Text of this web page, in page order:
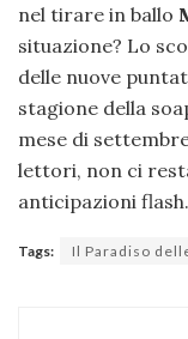
nel tirare in ballo
situazione? Lo
delle nuove
stagione della
mese di
lettori, non ci
anticipazioni flash.
Tags: Il Paradiso